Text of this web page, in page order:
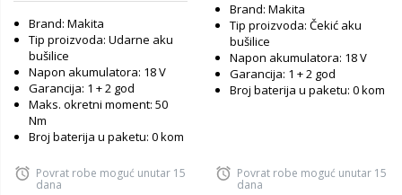
Brand: Makita
Tip proizvoda: Udarne aku
bušilice
Napon akumulatora: 18 V
Garancija: 1 + 2 god
Maks. okretni moment: 50
Nm
Broj baterija u paketu: 0 kom
Povrat robe moguć unutar 15
dana
Brand: Makita
Tip proizvoda: Čekić aku
bušilice
Napon akumulatora: 18 V
Garancija: 1 + 2 god
Broj baterija u paketu: 0 kom
Povrat robe moguć unutar 15
dana